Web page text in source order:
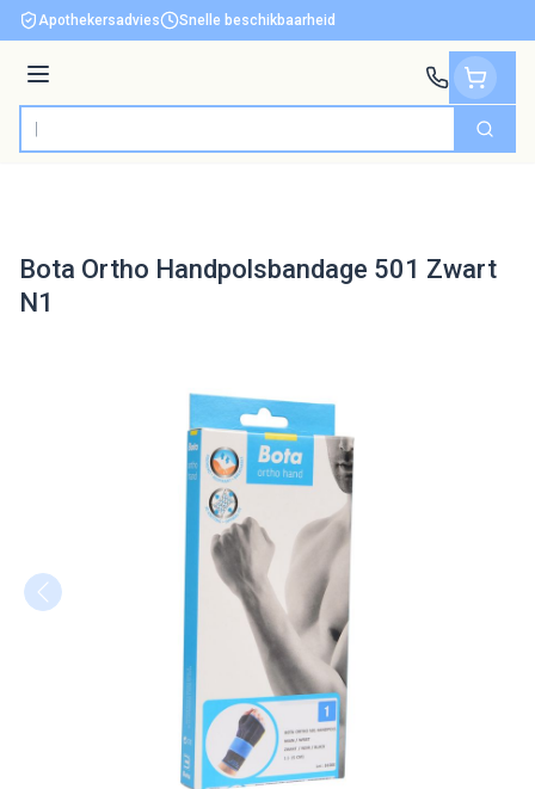
Ga naar de inhoud
Apothekersadvies Snelle beschikbaarheid
Menu
Product, merk, categorie... Zoek
Bota Ortho Handpolsbandage 501 Zwart
N1